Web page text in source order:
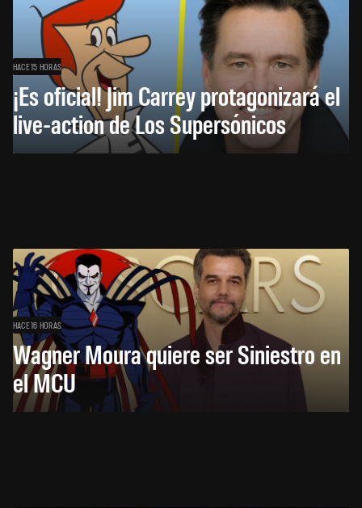
HACE 15 HORAS
¡Es oficial! Jim Carrey protagonizará el
live-action de Los Supersónicos
HACE 16 HORAS
Wagner Moura quiere ser Siniestro en
el MCU